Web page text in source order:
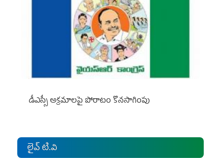
డీఎస్సీ అక్రమాలపై పోరాటం కొనసాగింపు
లైవ్ టి.వి